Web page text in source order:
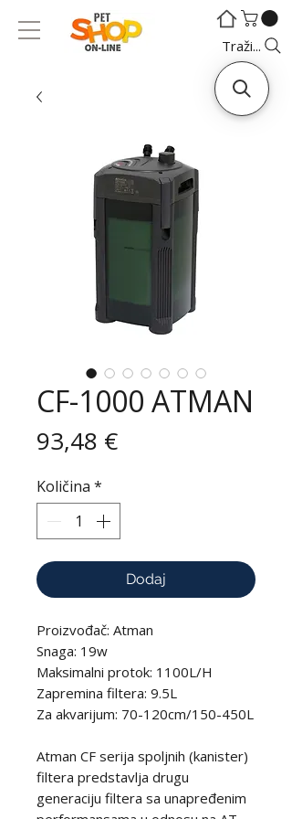
Traži...
CF-1000 ATMAN
93,48 €Cijena
Količina *
Dodaj
Proizvođač: Atman
Snaga: 19w
Maksimalni protok: 1100L/H
Zapremina filtera: 9.5L
Za akvarijum: 70-120cm/150-450L
Atman CF serija spoljnih (kanister)
filtera predstavlja drugu
generaciju filtera sa unapređenim